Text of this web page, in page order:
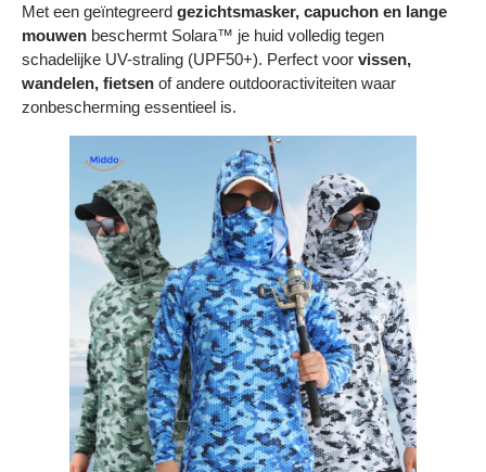
Met een geïntegreerd gezichtsmasker, capuchon en lange
mouwen beschermt Solara™ je huid volledig tegen
schadelijke UV-straling (UPF50+). Perfect voor vissen,
wandelen, fietsen of andere outdooractiviteiten waar
zonbescherming essentieel is.